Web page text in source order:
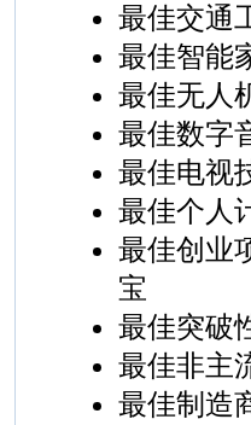
最佳交通
最佳智能
最佳无人
最佳数字
最佳电视
最佳个人
最佳创业
宝
最佳突破
最佳非主
最佳制造